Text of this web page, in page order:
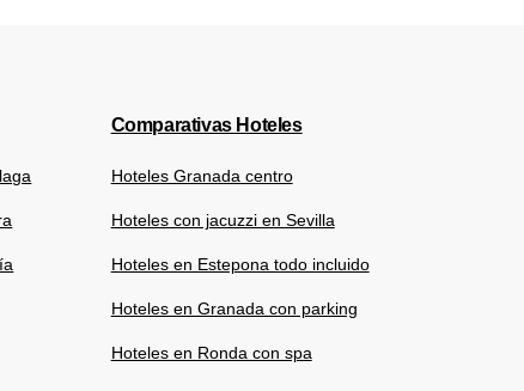
Comparativas Hoteles
Hoteles Granada centro
Hoteles con jacuzzi en Sevilla
Hoteles en Estepona todo incluido
Hoteles en Granada con parking
Hoteles en Ronda con spa